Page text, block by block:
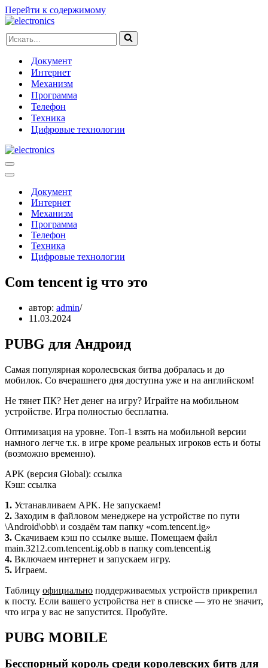
Перейти к содержимому
Искать...
Документ
Интернет
Механизм
Программа
Телефон
Техника
Цифровые технологии
Меню
навигации
Меню
навигацииДокумент
Интернет
Механизм
Программа
Телефон
Техника
Цифровые технологии
Com tencent ig что это
автор: admin
11.03.2024
PUBG для Андроид
Самая популярная королесвская битва добралась и до
мобилок. Со вчерашнего дня доступна уже и на английском!
Не тянет ПК? Нет денег на игру? Играйте на мобильном
устройстве. Игра полностью бесплатна.
Оптимизация на уровне. Топ-1 взять на мобильной версии
намного легче т.к. в игре кроме реальных игроков есть и боты
(возможно временно).
APK (версия Global): ссылка
Кэш: ссылка
1. Устанавливаем APK. Не запускаем!
2. Заходим в файловом менеджере на устройстве по пути
\Android\obb\ и создаём там папку «com.tencent.ig»
3. Скачиваем кэш по ссылке выше. Помещаем файл
main.3212.com.tencent.ig.obb в папку com.tencent.ig
4. Включаем интернет и запускаем игру.
5. Играем.
Таблицу официально поддерживаемых устройств прикрепил
к посту. Если вашего устройства нет в списке — это не значит,
что игра у вас не запустится. Пробуйте.
PUBG MOBILE
Бесспорный король среди королевских битв для